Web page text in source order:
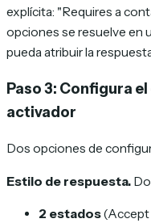
explícita: "Requires a
opciones se resuelve en
pueda atribuir la
Paso 3: Configura
activador
Dos opciones de
Estilo de respuesta.
2 estados(Accept